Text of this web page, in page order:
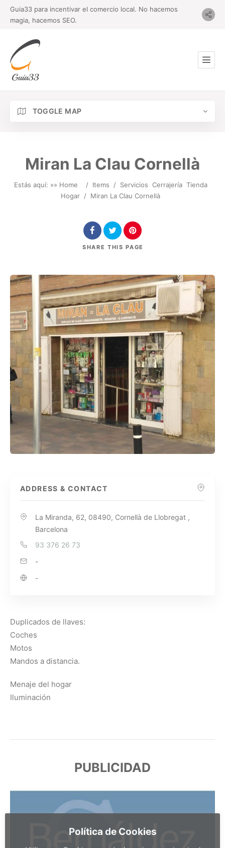
Guia33 para incentivar el comercio local. No hacemos
magia, hacemos SEO.
TOGGLE MAP
Miran La Clau Cornellà
Estás aquí: »» Home / Items / Servicios Cerrajería Tienda
Hogar / Miran La Clau Cornellà
SHARE THIS PAGE
ADDRESS & CONTACT
La Miranda, 62, 08490, Cornellà de Llobregat ,
Barcelona
93 376 26 73
-
-
Duplicados de llaves:
Coches
Motos
Mandos a distancia.
Menaje del hogar
Iluminación
PUBLICIDAD
Política de Cookies